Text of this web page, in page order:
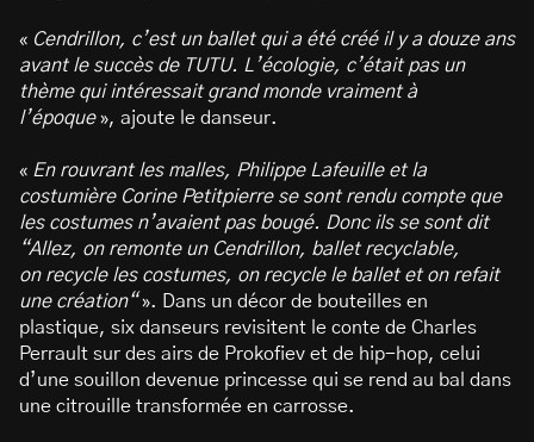
« Cendrillon, c’est un ballet qui a été créé il y a douze ans
avant le succès de TUTU. L’écologie, c’était pas un
thème qui intéressait grand monde vraiment à
l’époque», ajoute le danseur.
« En rouvrant les malles, Philippe Lafeuille et la
costumière Corine Petitpierre se sont rendu compte que
les costumes n’avaient pas bougé. Donc ils se sont dit
“Allez, on remonte un Cendrillon, ballet recyclable,
on recycle les costumes, on recycle le ballet et on refait
une création“». Dans un décor de bouteilles en
plastique, six danseurs revisitent le conte de Charles
Perrault sur des airs de Prokofiev et de hip-hop, celui
d’une souillon devenue princesse qui se rend au bal dans
une citrouille transformée en carrosse.